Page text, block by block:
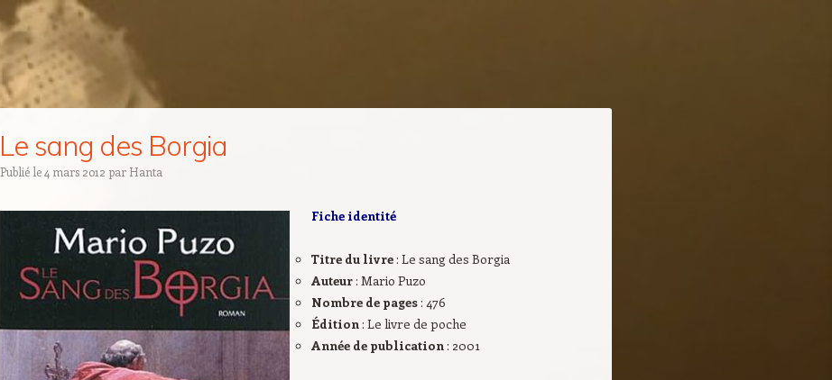
Le sang des Borgia
Publié le4 mars 2012 par Hanta
Fiche identité
Titre du livre: Le sang des Borgia
Auteur: Mario Puzo
Nombre de pages: 476
Édition: Le livre de poche
Année de publication: 2001